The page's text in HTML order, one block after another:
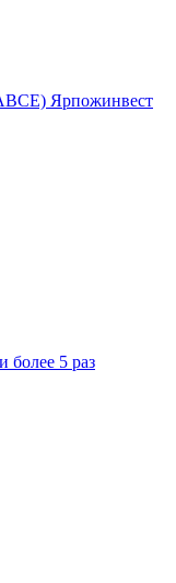
Ярпожинвест
более 5 раз